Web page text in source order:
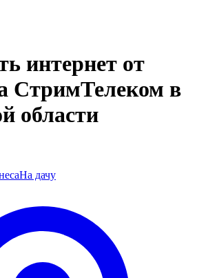
интернет от
СтримТелеком в
области
На дачу